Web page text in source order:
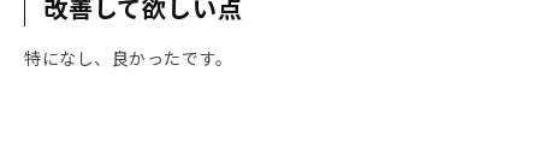
改善して欲しい点
特になし、良かったです。